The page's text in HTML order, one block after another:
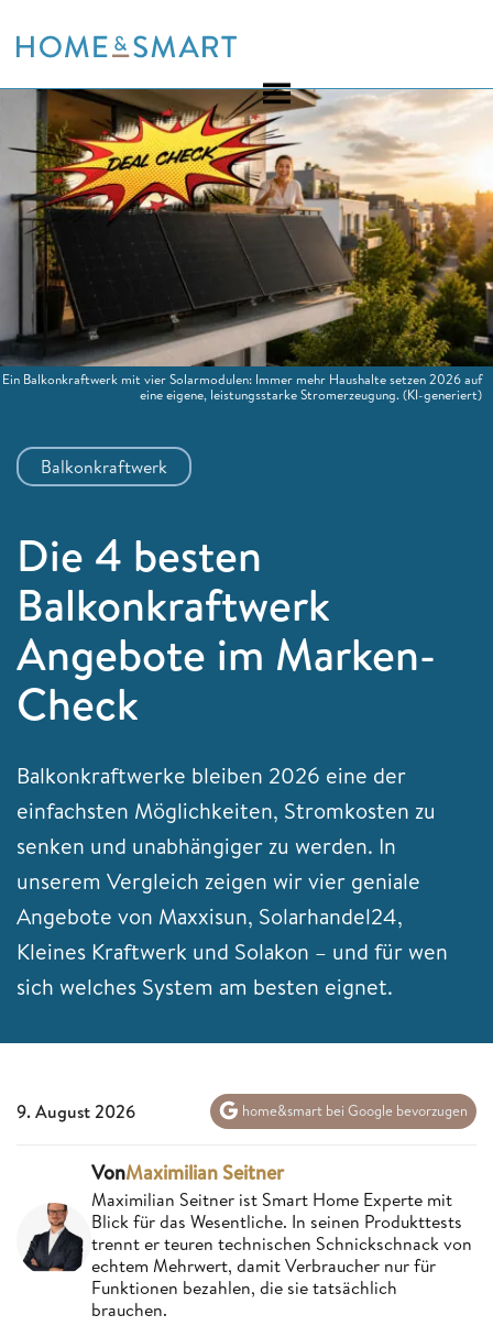
to
Balkonkraftwerk
Die 4 besten
Balkonkraftwerk
Angebote im Marken-
Check
Balkonkraftwerke bleiben 2026 eine der
einfachsten Möglichkeiten, Stromkosten zu
senken und unabhängiger zu werden. In
unserem Vergleich zeigen wir vier geniale
Angebote von Maxxisun, Solarhandel24,
Kleines Kraftwerk und Solakon – und für wen
sich welches System am besten eignet.
Ein Balkonkraftwerk mit vier Solarmodulen: Immer mehr Haushalte setzen 2026 auf
eine eigene, leistungsstarke Stromerzeugung.(KI-generiert)
9. August 2026 home&smart bei Google bevorzugen
VonMaximilian Seitner
Maximilian Seitner ist Smart Home Experte mit
Blick für das Wesentliche. In seinen Produkttests
trennt er teuren technischen Schnickschnack von
echtem Mehrwert, damit Verbraucher nur für
Funktionen bezahlen, die sie tatsächlich
brauchen.